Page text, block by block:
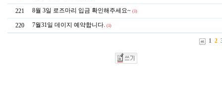
221 8월 3일 로즈마리 입금 확인해주세요~ (1)
220 7월31일 데이지 예약합니다. (1)
1 2